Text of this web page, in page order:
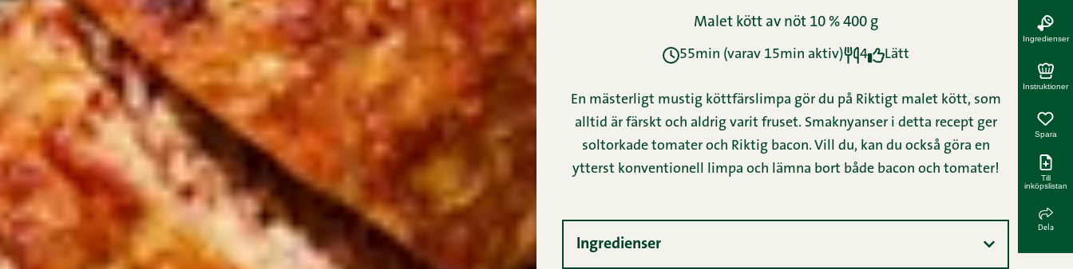
Ingredienser
Instruktioner
Spara
Till
inköpslistan
Dela